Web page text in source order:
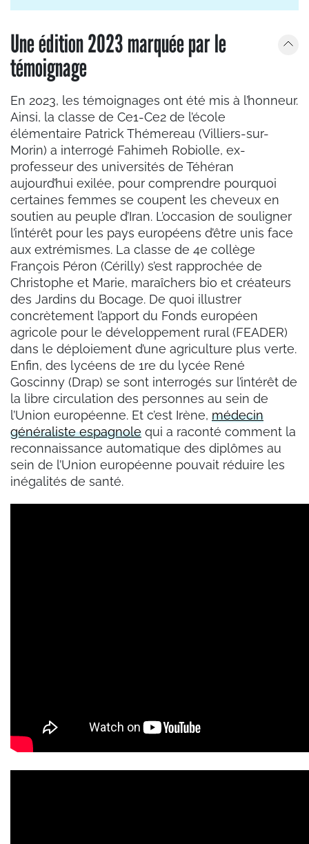
Une édition 2023 marquée par le
témoignage
En 2023, les témoignages ont été mis à l’honneur.
Ainsi, la classe de Ce1-Ce2 de l’école
élémentaire Patrick Thémereau (Villiers-sur-
Morin) a interrogé Fahimeh Robiolle, ex-
professeur des universités de Téhéran
aujourd’hui exilée, pour comprendre pourquoi
certaines femmes se coupent les cheveux en
soutien au peuple d’Iran. L’occasion de souligner
l’intérêt pour les pays européens d’être unis face
aux extrémismes. La classe de 4e collège
François Péron (Cérilly) s’est rapprochée de
Christophe et Marie, maraîchers bio et créateurs
des Jardins du Bocage. De quoi illustrer
concrètement l’apport du Fonds européen
agricole pour le développement rural (FEADER)
dans le déploiement d’une agriculture plus verte.
Enfin, des lycéens de 1re du lycée René
Goscinny (Drap) se sont interrogés sur l’intérêt de
la libre circulation des personnes au sein de
l’Union européenne. Et c’est Irène, médecin
généraliste espagnole qui a raconté comment la
reconnaissance automatique des diplômes au
sein de l’Union européenne pouvait réduire les
inégalités de santé.